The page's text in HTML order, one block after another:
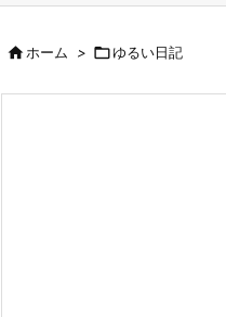
ホーム > ゆるい日記